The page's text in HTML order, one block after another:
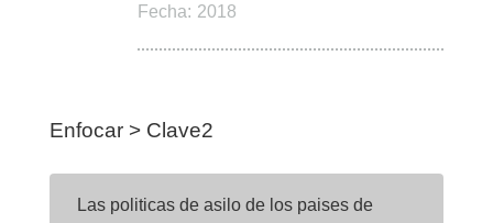
Fecha: 2018
Enfocar > Clave2
Las politicas de asilo de los paises de